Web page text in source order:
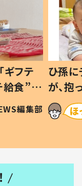
じいじ
の反応に
くて仕方な
NEWS編集部